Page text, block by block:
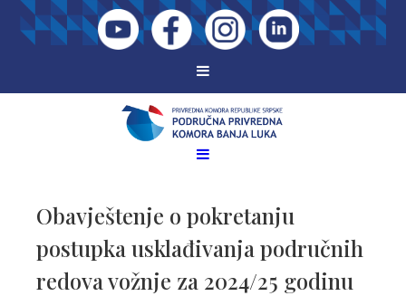
Obavještenje o pokretanju
postupka usklađivanja područnih
redova vožnje za 2024/25 godinu